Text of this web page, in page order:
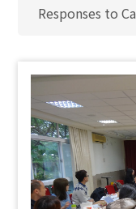
Responses to